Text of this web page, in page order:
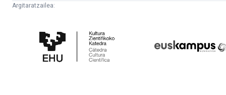
Argitaratzailea:
Zientifikoko
Katedra